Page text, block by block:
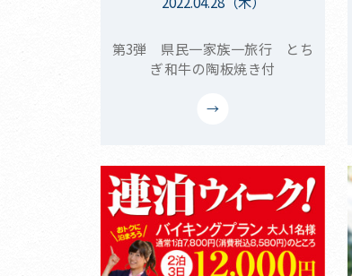
第3弾 県民一家族一旅行 とち
ぎ和牛の陶板焼き付